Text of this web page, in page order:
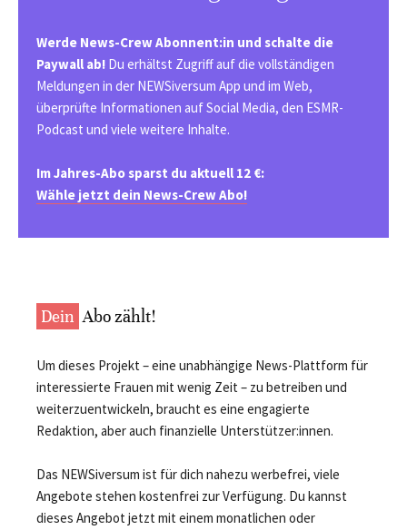
Werde News-Crew Abonnent:in und schalte die
Paywall ab! Du erhältst Zugriff auf die vollständigen
Meldungen in der NEWSiversum App und im Web,
überprüfte Informationen auf Social Media, den ESMR-
Podcast und viele weitere Inhalte.
Im Jahres-Abo sparst du aktuell 12 €:
Wähle jetzt dein News-Crew Abo!
Dein Abo zählt!
Um dieses Projekt – eine unabhängige News-Plattform für
interessierte Frauen mit wenig Zeit – zu betreiben und
weiterzuentwickeln, braucht es eine engagierte
Redaktion, aber auch finanzielle Unterstützer:innen.
Das NEWSiversum ist für dich nahezu werbefrei, viele
Angebote stehen kostenfrei zur Verfügung. Du kannst
dieses Angebot jetzt mit einem monatlichen oder